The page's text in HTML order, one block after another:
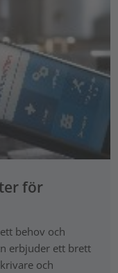
för
behov och
erbjuder ett brett
och